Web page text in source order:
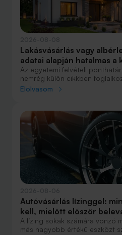
Lakásvásárlás vagy
adatai alapján hatalmas a
Az egyetemi felvételi
nemrég külön cikkben
hogy lakást venni vagy
csak teheti, annak
lakásvásárlás. De mi a helyzet
múltbéli adatokra
aki 2016-ban lakást vásárolt,
mellett döntött, illetve jobb
Elolvasom
Autóvásárlás lízinggel:
kell, mielőtt először
A lízing sokak számára vonzó
más nagyobb értékű eszközt